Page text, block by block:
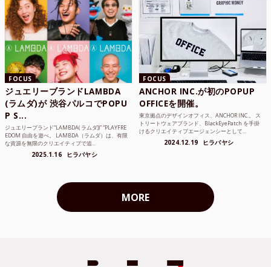
FOCUS
ジュエリーブランドLAMBDA
(ラムダ)が 渋谷パルコでPOPU
P S...
ジュエリーブランド“LAMBDA( ラムダ))” “PLAYFRE
EDOM 自由を遊べ。 LAMBDA（ラムダ）は、有限
な資源を無限のクリエイティブで追...
2025.1.16 ヒラバヤシ
FOCUS
ANCHOR INC.が初のPOPUP
OFFICEを開催。
東京拠点のデザインオフィス、ANCHOR INC.。 ス
トリートウェアブランド、BlackEyePatch を手掛
けるクリエイティブエージェンシーとして...
2024.12.19 ヒラバヤシ
MORE